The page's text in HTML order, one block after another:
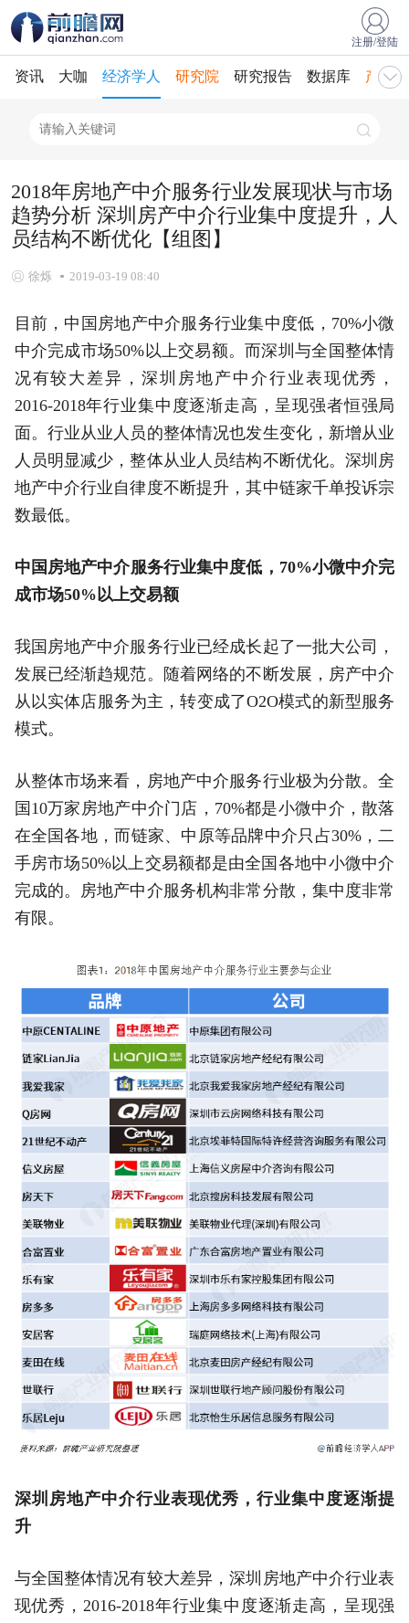
注册/登陆
资讯 大咖 经济学人 研究院 研究报告 数据库 产业
2018年房地产中介服务行业发展现状与市场
趋势分析 深圳房产中介行业集中度提升，人
员结构不断优化【组图】
徐烁 2019-03-19 08:40
目前，中国房地产中介服务行业集中度低，70%小微
中介完成市场50%以上交易额。而深圳与全国整体情
况有较大差异，深圳房地产中介行业表现优秀，
2016-2018年行业集中度逐渐走高，呈现强者恒强局
面。行业从业人员的整体情况也发生变化，新增从业
人员明显减少，整体从业人员结构不断优化。深圳房
地产中介行业自律度不断提升，其中链家千单投诉宗
数最低。
中国房地产中介服务行业集中度低，70%小微中介完
成市场50%以上交易额
我国房地产中介服务行业已经成长起了一批大公司，
发展已经渐趋规范。随着网络的不断发展，房产中介
从以实体店服务为主，转变成了O2O模式的新型服务
模式。
从整体市场来看，房地产中介服务行业极为分散。全
国10万家房地产中介门店，70%都是小微中介，散落
在全国各地，而链家、中原等品牌中介只占30%，二
手房市场50%以上交易额都是由全国各地中小微中介
完成的。房地产中介服务机构非常分散，集中度非常
有限。
深圳房地产中介行业表现优秀，行业集中度逐渐提
升
与全国整体情况有较大差异，深圳房地产中介行业表
现优秀，2016-2018年行业集中度逐渐走高，呈现强